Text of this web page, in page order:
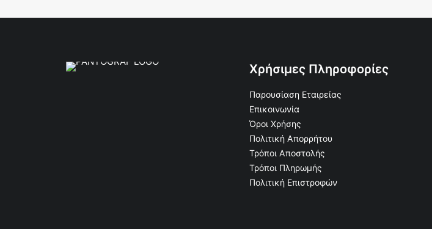
Χρήσιμες Πληροφορίες
Παρουσίαση Εταιρείας
Επικοινωνία
Όροι Χρήσης
Πολιτική Απορρήτου
Τρόποι Αποστολής
Τρόποι Πληρωμής
Πολιτική Επιστροφών